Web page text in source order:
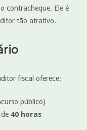
contracheque. Ele é
tão atrativo.
fiscal oferece:
público)
40 horas